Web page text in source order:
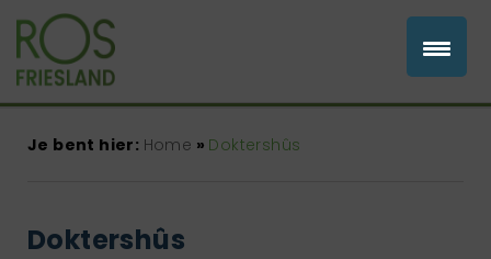
Je bent hier: Home » Doktershûs
Doktershûs